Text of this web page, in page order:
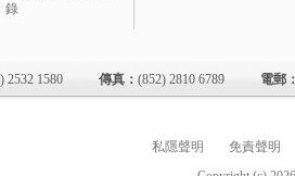
錄
2532 1580 傳真： (852) 2810 6789 電郵
私隱聲明
免責聲明